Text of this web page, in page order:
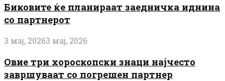
Биковите ќе планираат заедничка иднина
со партнерот
3 мај, 20263 мај, 2026
Овие три хороскопски знаци најчесто
завршуваат со погрешен партнер